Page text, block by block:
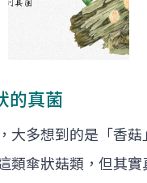
的真菌
大多想到的是「香菇
類傘狀菇類，但其